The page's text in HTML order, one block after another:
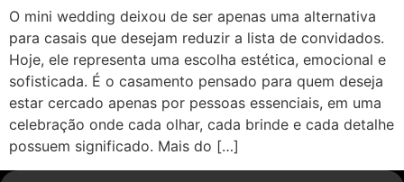
O mini wedding deixou de ser apenas uma alternativa
para casais que desejam reduzir a lista de convidados.
Hoje, ele representa uma escolha estética, emocional e
sofisticada. É o casamento pensado para quem deseja
estar cercado apenas por pessoas essenciais, em uma
celebração onde cada olhar, cada brinde e cada detalhe
possuem significado. Mais do […]